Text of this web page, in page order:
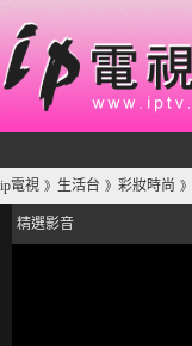
ip電視 》 生活台 》 彩妝時尚 》
精選影音